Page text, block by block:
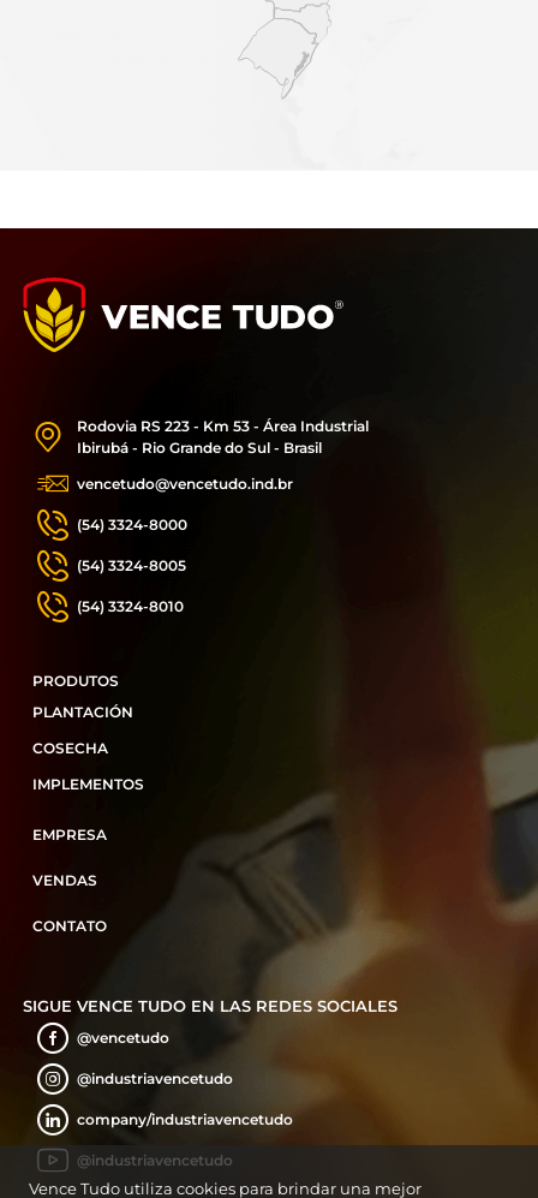
Rodovia RS 223 - Km 53 - Área Industrial
Ibirubá - Rio Grande do Sul - Brasil
vencetudo@vencetudo.ind.br
(54) 3324-8000
(54) 3324-8005
(54) 3324-8010
PRODUTOS
PLANTACIÓN
COSECHA
IMPLEMENTOS
EMPRESA
VENDAS
CONTATO
SIGUE VENCE TUDO EN LAS REDES SOCIALES
@vencetudo
@industriavencetudo
company/industriavencetudo
@industriavencetudo
Vence Tudo utiliza cookies para brindar una mejor